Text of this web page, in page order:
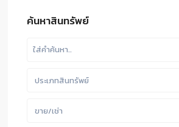
ค้นหาสินทรัพย์
ประเภทสินทรัพย์
ขาย/เช่า